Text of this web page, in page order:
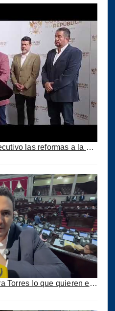
Congreso traslada al Ejecutivo las reformas a la Ley del IUSI tras firma del Decreto 18-2026